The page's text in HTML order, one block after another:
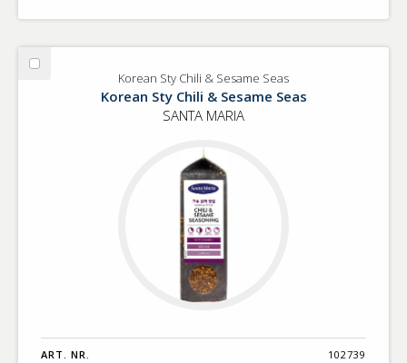
Välj
Korean Sty Chili & Sesame Seas
Korean Sty Chili & Sesame Seas
SANTA MARIA
ART. NR. 102739